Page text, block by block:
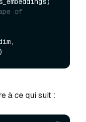
of
à ce qui suit :